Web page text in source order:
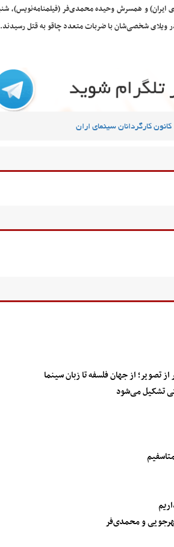
کانون کارگردانان سینمای اران
از جهان فلسفه تا زبان سینما
تشکیل می‌شود
و محمدی‌فر